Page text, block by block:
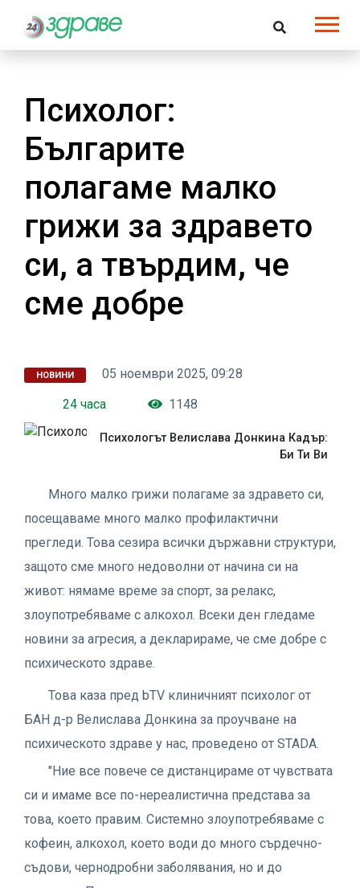
Психолог:
Българите
полагаме малко
грижи за здравето
си, а твърдим, че
сме добре
НОВИНИ
05 ноември 2025, 09:28
24 часа
1148
Психологът Велислава Донкина Кадър:
Би Ти Ви
Много малко грижи полагаме за здравето си,
посещаваме много малко профилактични
прегледи. Това сезира всички държавни структури,
защото сме много недоволни от начина си на
живот: нямаме време за спорт, за релакс,
злоупотребяваме с алкохол. Всеки ден гледаме
новини за агресия, а декларираме, че сме добре с
психическото здраве.
Това каза пред bTV клиничният психолог от
БАН д-р Велислава Донкина за проучване на
психическото здраве у нас, проведено от STADA.
"Ние все повече се дистанцираме от чувствата
си и имаме все по-нереалистична представа за
това, което правим. Системно злоупотребяваме с
кофеин, алкохол, което води до много сърдечно-
съдови, чернодробни заболявания, но и до